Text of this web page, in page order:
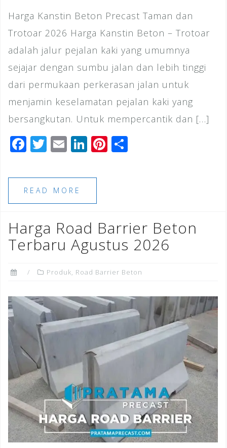
Harga Kanstin Beton Precast Taman dan
Trotoar 2026 Harga Kanstin Beton – Trotoar
adalah jalur pejalan kaki yang umumnya
sejajar dengan sumbu jalan dan lebih tinggi
dari permukaan perkerasan jalan untuk
menjamin keselamatan pejalan kaki yang
bersangkutan. Untuk mempercantik dan […]
F
c
e
b
o
o
k
T
tt
e
r
E
ai
l
Li
k
dI
n
Pi
st
READ MORE
Harga Road Barrier Beton
Terbaru Agustus 2026
Produk, Road Barrier Beton